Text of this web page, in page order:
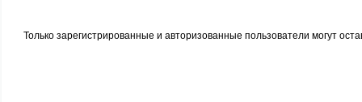
Только зарегистрированные и авторизованные пользователи могут